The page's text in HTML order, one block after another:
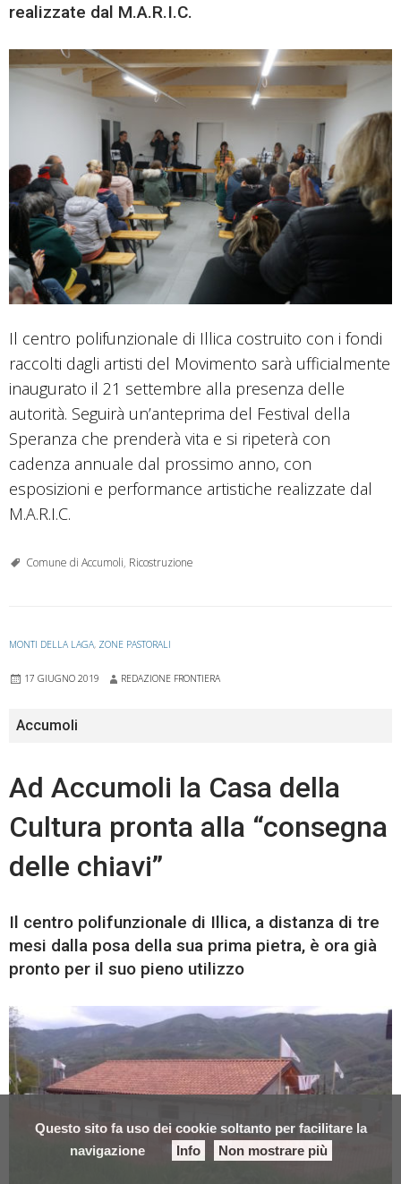
Questo sito fa uso dei cookie soltanto per facilitare la
navigazione
Info Non mostrare più
realizzate dal M.A.R.I.C.
Il centro polifunzionale di Illica costruito con i fondi
raccolti dagli artisti del Movimento sarà ufficialmente
inaugurato il 21 settembre alla presenza delle
autorità. Seguirà un’anteprima del Festival della
Speranza che prenderà vita e si ripeterà con
cadenza annuale dal prossimo anno, con
esposizioni e performance artistiche realizzate dal
M.A.R.I.C.
Comune di Accumoli, Ricostruzione
MONTI DELLA LAGA, ZONE PASTORALI
17 GIUGNO 2019 REDAZIONE FRONTIERA
Accumoli
Ad Accumoli la Casa della
Cultura pronta alla “consegna
delle chiavi”
Il centro polifunzionale di Illica, a distanza di tre
mesi dalla posa della sua prima pietra, è ora già
pronto per il suo pieno utilizzo